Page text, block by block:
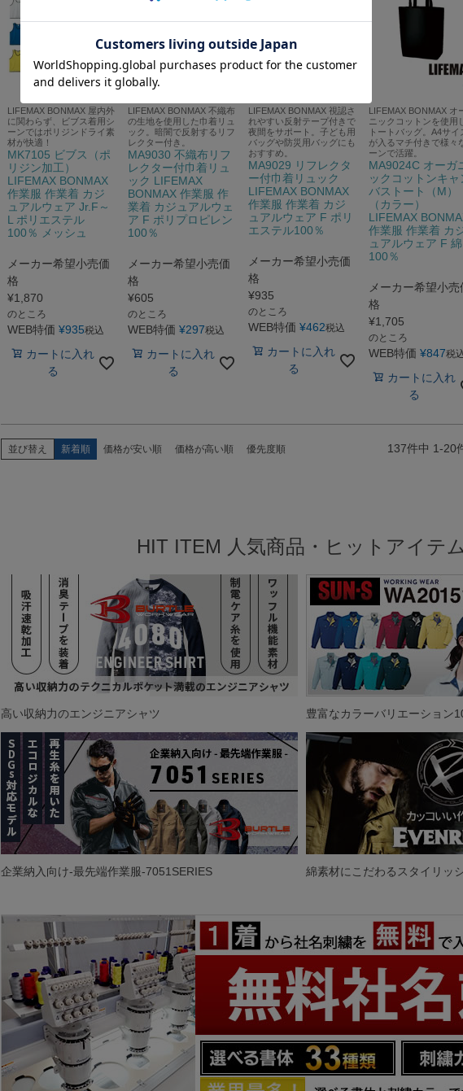
LIFEMAX BONMAX 屋内外
に関わらず、ビブス着用シ
ーンではポリジンドライ素
材が快適！
MK7105 ビブス（ポ
リジン加工）
LIFEMAX BONMAX
作業服 作業着 カジ
ュアルウェア Jr.F～
L ポリエステル
100％ メッシュ
メーカー希望小売価
格
¥1,870
のところ
WEB特価 ¥935税込
カートに入れ
る
LIFEMAX BONMAX 不織布
の生地を使用した巾着リュ
ック。暗闇で反射するリフ
レクター付き。
MA9030 不織布リフ
レクター付巾着リュ
ック LIFEMAX
BONMAX 作業服 作
業着 カジュアルウェ
ア F ポリプロピレン
100％
メーカー希望小売価
格
¥605
のところ
WEB特価 ¥297税込
カートに入れ
る
LIFEMAX BONMAX 視認さ
れやすい反射テープ付きで
夜間をサポート。子ども用
バッグや防災用バッグにも
おすすめ。
MA9029 リフレクタ
ー付巾着リュック
LIFEMAX BONMAX
作業服 作業着 カジ
ュアルウェア F ポリ
エステル100％
メーカー希望小売価
格
¥935
のところ
WEB特価 ¥462税込
カートに入れ
る
LIFEMAX BONMAX オ
ニックコットンを使用
トートバッグ。A4サイ
が入るマチ付きで様々
ーンで活躍。
MA9024C オーガ
ックコットンキャ
バストート（M）
（カラー）
LIFEMAX
作業服 作業着 カ
ュアルウェア F 綿
100％
メーカー希望小売
格
¥1,705
のところ
WEB特価 ¥847税
カートに入れ
る
並び替え 新着順 価格が安い順 価格が高い順 優先度順 137件中 1-20
HIT ITEM 人気商品・ヒットアイテ
高い収納力のエンジニアシャツ 豊富なカラーバリエーション
企業納入向け-最先端作業服-7051SERIES 綿素材にこだわるスタイリッ